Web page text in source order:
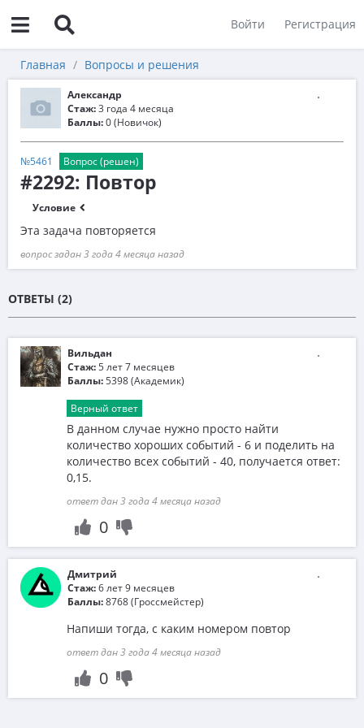
Войти Регистрация
Главная Вопросы и решения
Александр
Стаж:3 года 4 месяца
Баллы:0 (Новичок)
№5461 Вопрос (решен)
#2292: Повтор
Условие
Эта задача повторяется
вопрос задан 3 года 4 месяца назад
ОТВЕТЫ (2)
Вильдан
Стаж:5 лет 7 месяцев
Баллы:5398 (Академик)
Верный ответ
В данном случае нужно просто найти
количество хороших событий - 6 и поделить на
количество всех событий - 40, получается ответ:
0,15.
ответ дан 3 года 4 месяца назад
0
Дмитрий
Стаж:6 лет 9 месяцев
Баллы:8768 (Гроссмейстер)
Напиши тогда, с каким номером повтор
ответ дан 3 года 4 месяца назад
0